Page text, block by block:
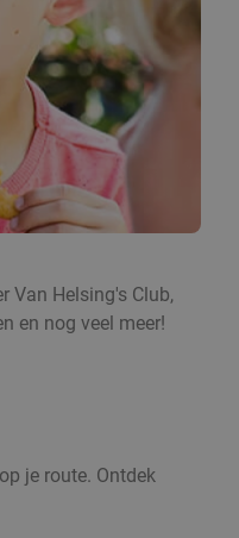
Van Helsing's Club,
en nog veel meer!
je route. Ontdek